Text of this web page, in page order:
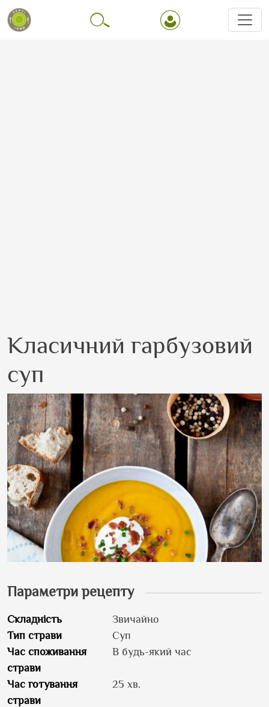
Класичний гарбузовий
суп
Параметри рецепту
Складність
Звичайно
Тип страви
Суп
Час споживання
страви
В будь-який час
Час готування
страви
25 хв.